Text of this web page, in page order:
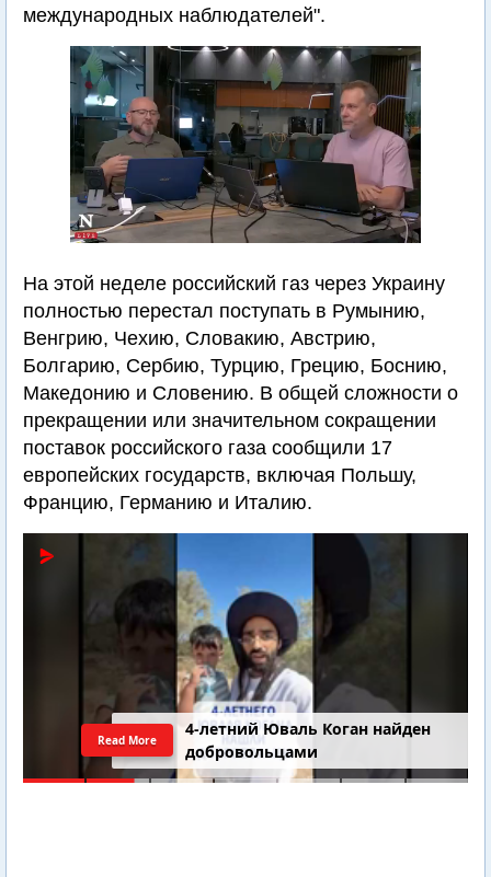
международных наблюдателей".
На этой неделе российский газ через Украину
полностью перестал поступать в Румынию,
Венгрию, Чехию, Словакию, Австрию,
Болгарию, Сербию, Турцию, Грецию, Боснию,
Македонию и Словению. В общей сложности о
прекращении или значительном сокращении
поставок российского газа сообщили 17
европейских государств, включая Польшу,
Францию, Германию и Италию.
4-летний Юваль Коган найден
добровольцами
Read More